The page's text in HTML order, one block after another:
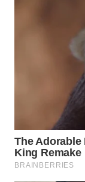
INFRASTRUKTUR
LISTRIK
WAHANA
TRAVEL